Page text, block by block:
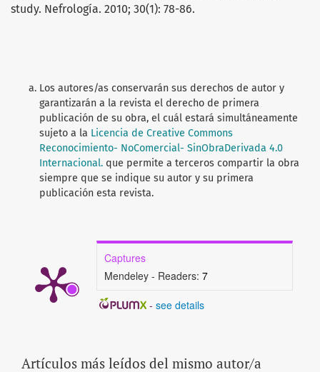
study. Nefrología. 2010; 30(1): 78-86.
Los autores/as conservarán sus derechos de autor y
garantizarán a la revista el derecho de primera
publicación de su obra, el cuál estará simultáneamente
sujeto a la Licencia de Creative Commons
Reconocimiento- NoComercial- SinObraDerivada 4.0
Internacional. que permite a terceros compartir la obra
siempre que se indique su autor y su primera
publicación esta revista.
Captures
Mendeley - Readers: 7
- see details
Artículos más leídos del mismo autor/a